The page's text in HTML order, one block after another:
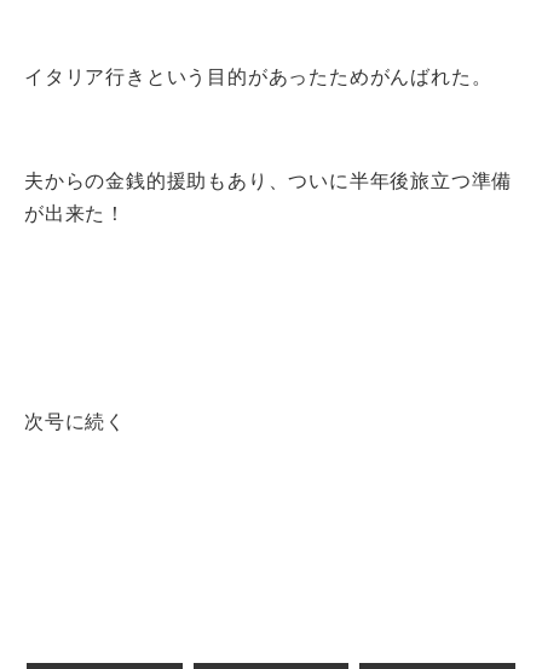
イタリア行きという目的があったためがんばれた。
夫からの金銭的援助もあり、ついに半年後旅立つ準備
が出来た！
次号に続く